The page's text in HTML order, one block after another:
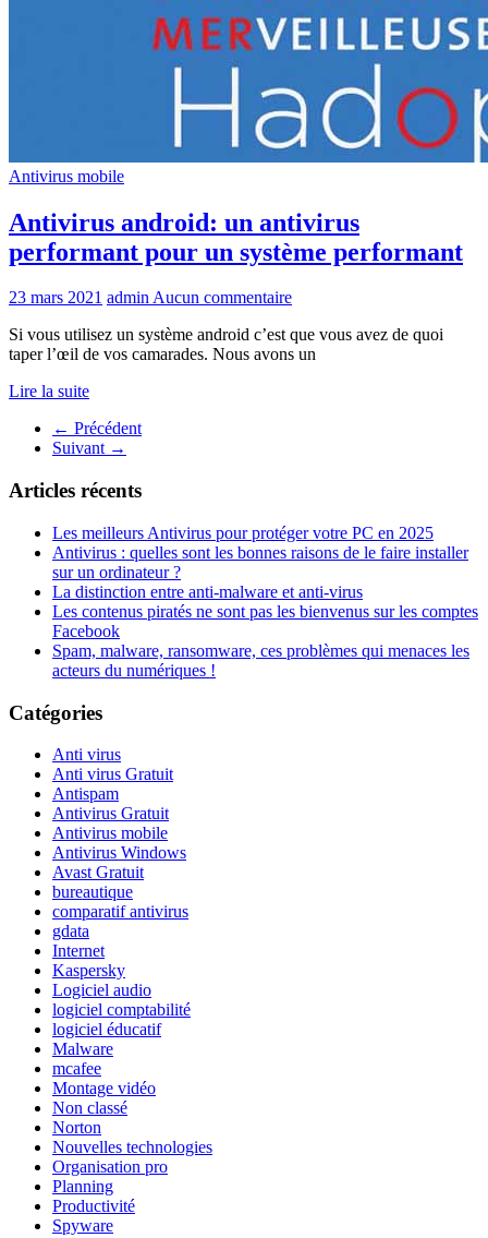
Antivirus mobile
Antivirus android: un antivirus
performant pour un système performant
23 mars 2021 adminAucun commentaire
Si vous utilisez un système android c’est que vous avez de quoi
taper l’œil de vos camarades. Nous avons un
Lire la suite
← Précédent
Suivant →
Articles récents
Les meilleurs Antivirus pour protéger votre PC en 2025
Antivirus : quelles sont les bonnes raisons de le faire installer
sur un ordinateur ?
La distinction entre anti-malware et anti-virus
Les contenus piratés ne sont pas les bienvenus sur les comptes
Facebook
Spam, malware, ransomware, ces problèmes qui menaces les
acteurs du numériques !
Catégories
Anti virus
Anti virus Gratuit
Antispam
Antivirus Gratuit
Antivirus mobile
Antivirus Windows
Avast Gratuit
bureautique
comparatif antivirus
gdata
Internet
Kaspersky
Logiciel audio
logiciel comptabilité
logiciel éducatif
Malware
mcafee
Montage vidéo
Non classé
Norton
Nouvelles technologies
Organisation pro
Planning
Productivité
Spyware